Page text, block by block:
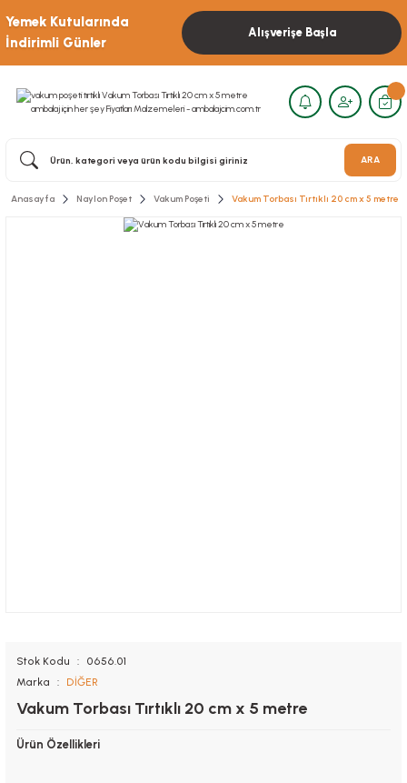
Yemek Kutularında
İndirimli Günler
Alışverişe Başla
ARA
Anasayfa Naylon Poşet Vakum Poşeti Vakum Torbası Tırtıklı 20 cm x 5 metre
Stok Kodu
0656.01
Marka
DİĞER
Vakum Torbası Tırtıklı 20 cm x 5 metre
Ürün Özellikleri